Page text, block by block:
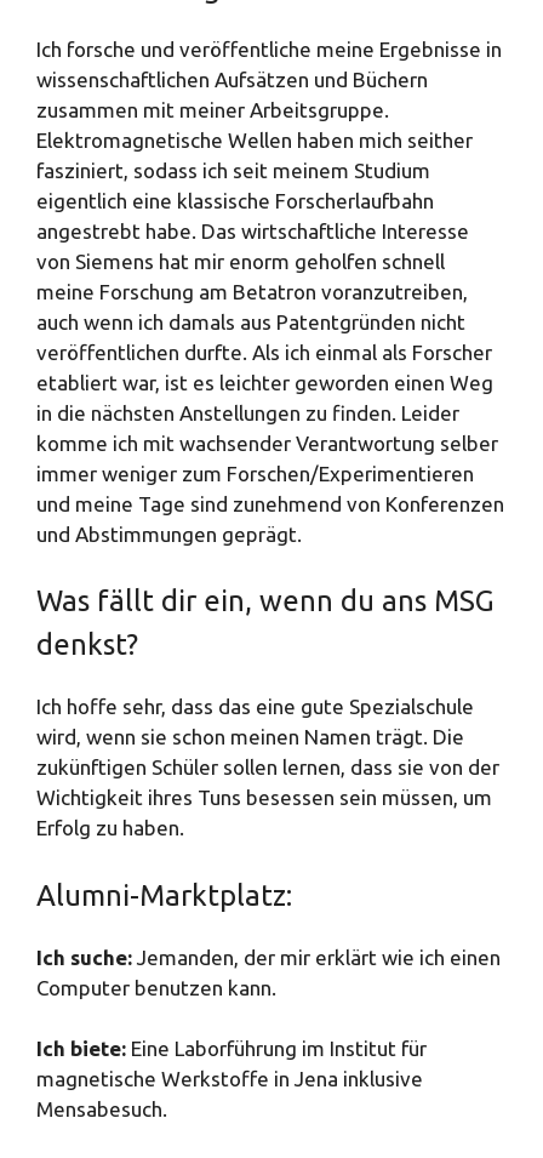
Ich forsche und veröffentliche meine Ergebnisse in
wissenschaftlichen Aufsätzen und Büchern
zusammen mit meiner Arbeitsgruppe.
Elektromagnetische Wellen haben mich seither
fasziniert, sodass ich seit meinem Studium
eigentlich eine klassische Forscherlaufbahn
angestrebt habe. Das wirtschaftliche Interesse
von Siemens hat mir enorm geholfen schnell
meine Forschung am Betatron voranzutreiben,
auch wenn ich damals aus Patentgründen nicht
veröffentlichen durfte. Als ich einmal als Forscher
etabliert war, ist es leichter geworden einen Weg
in die nächsten Anstellungen zu finden. Leider
komme ich mit wachsender Verantwortung selber
immer weniger zum Forschen/Experimentieren
und meine Tage sind zunehmend von Konferenzen
und Abstimmungen geprägt.
Was fällt dir ein, wenn du ans MSG
denkst?
Ich hoffe sehr, dass das eine gute Spezialschule
wird, wenn sie schon meinen Namen trägt. Die
zukünftigen Schüler sollen lernen, dass sie von der
Wichtigkeit ihres Tuns besessen sein müssen, um
Erfolg zu haben.
Alumni-Marktplatz:
Ich suche: Jemanden, der mir erklärt wie ich einen
Computer benutzen kann.
Ich biete: Eine Laborführung im Institut für
magnetische Werkstoffe in Jena inklusive
Mensabesuch.